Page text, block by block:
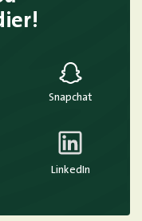
Snapchat
LinkedIn